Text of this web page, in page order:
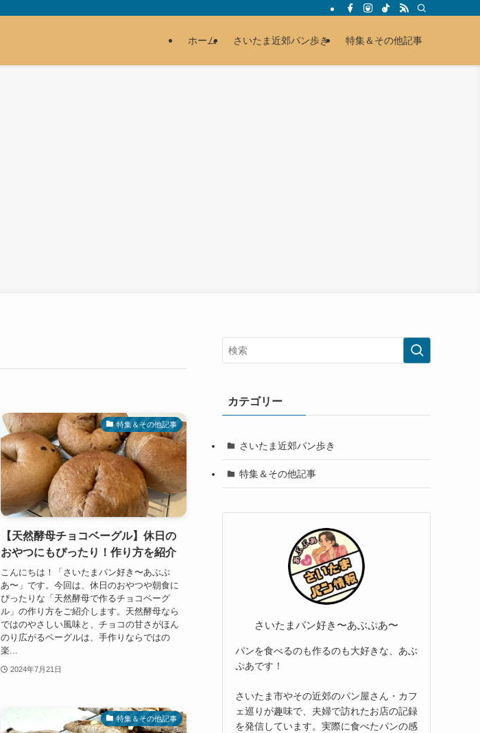
ホーム さいたま近郊パン歩き 特集＆その他記事
特集＆その他記事
【天然酵母チョコベーグル】休日の
おやつにもぴったり！作り方を紹介
こんにちは！「さいたまパン好き〜あぶぷ
あ〜」です。今回は、休日のおやつや朝食に
ぴったりな「天然酵母で作るチョコベーグ
ル」の作り方をご紹介します。天然酵母なら
ではのやさしい風味と、チョコの甘さがほん
のり広がるベーグルは、手作りならではの
楽...
2024年7月21日
特集＆その他記事
カテゴリー
さいたま近郊パン歩き
特集＆その他記事
さいたまパン好き〜あぶぷあ〜
パンを食べるのも作るのも大好きな、あぶ
ぷあです！
さいたま市やその近郊のパン屋さん・カフ
ェ巡りが趣味で、夫婦で訪れたお店の記録
を発信しています。実際に食べたパンの感